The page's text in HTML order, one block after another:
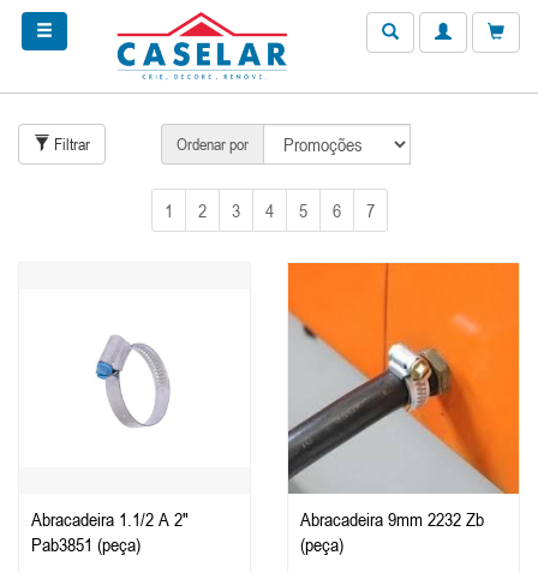
Filtrar Ordenar por
1 2 3 4 5 6 7
Abracadeira 1.1/2 A 2"
Pab3851 (peça)
Abracadeira 9mm 2232 Zb
(peça)